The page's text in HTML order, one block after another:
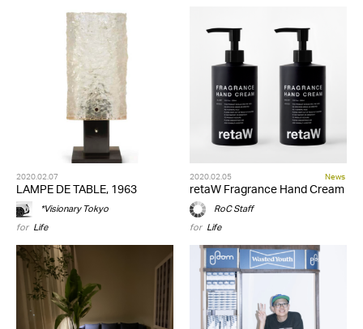
2020.02.07
LAMPE DE TABLE, 1963
*Visionary Tokyo
for Life
2020.02.05 News
retaW Fragrance Hand Cream
RoC Staff
for Life